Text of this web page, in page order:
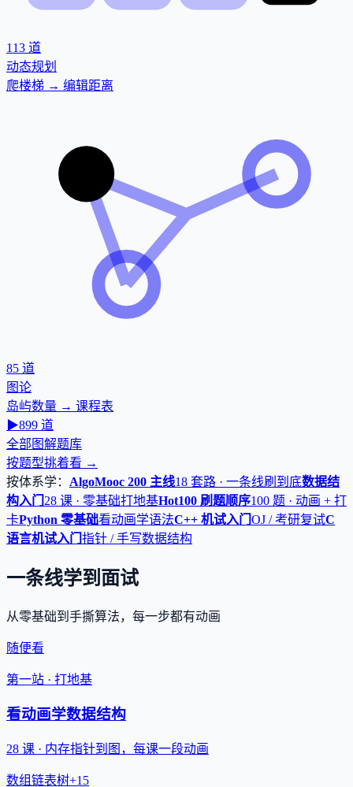
113 道
动态规划
爬楼梯 → 编辑距离
85 道
图论
岛屿数量 → 课程表
▶899 道
全部图解题库
按题型挑着看 →
按体系学： AlgoMooc 200 主线18 套路 · 一条线刷到底数据结
构入门 28 课 · 零基础打地基Hot100 刷题顺序100 题 · 动画 + 打
卡Python 零基础看动画学语法C++ 机试入门 OJ / 考研复试C
语言机试入门 指针 / 手写数据结构
一条线学到面试
从零基础到手撕算法，每一步都有动画
随便看
第一站 · 打地基
看动画学数据结构
28 课 · 内存指针到图，每课一段动画
数组链表树+15